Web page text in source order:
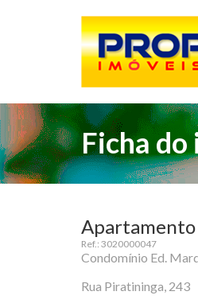
Ficha do
Apartamento
Ref.: 3020000047
Condomínio Ed.
Rua Piratininga, 243